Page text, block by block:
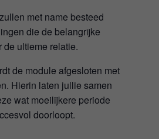
met name besteed
die de belangrijke
de ultieme relatie.
de module afgesloten met
Hierin laten jullie samen
wat moeilijkere periode
doorloopt.